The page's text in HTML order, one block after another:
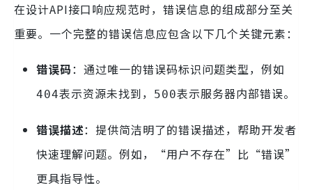
在设计API接口响应规范时，错误信息的组成部分至关
重要。一个完整的错误信息应包含以下几个关键元素：
错误码：通过唯一的错误码标识问题类型，例如
404表示资源未找到， 500表示服务器内部错误。
错误描述：提供简洁明了的错误描述，帮助开发者
快速理解问题。例如，“用户不存在”比“错误”
更具指导性。